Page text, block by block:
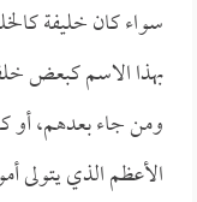
سواء كان خليفة
بهذا الاسم كبعض
ومن جاء بعدهم، أو
الأعظم الذي يتولى